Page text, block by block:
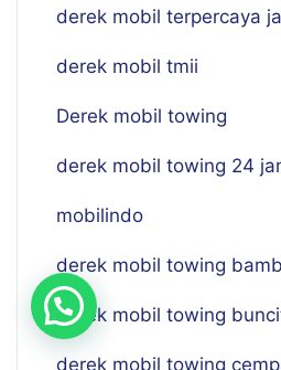
derek mobil terpercaya
derek mobil tmii
Derek mobil towing
derek mobil towing 24
mobilindo
derek mobil towing
derek mobil towing
derek mobil towing